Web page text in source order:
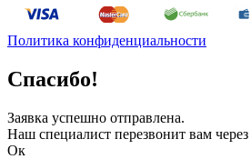
Политика конфиденциальности
Спасибо!
Заявка успешно отправлена.
Наш специалист перезвонит вам
Ок